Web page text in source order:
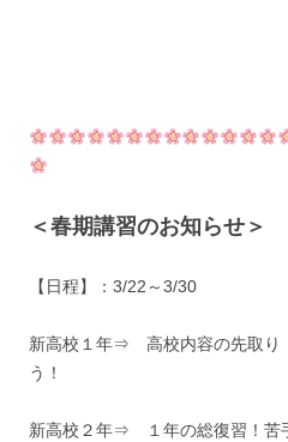
＜春期講習のお知らせ＞
【日程】：3/22～3/30
新高校１年⇒ 高校内容の先取り
う！
新高校２年⇒ １年の総復習！苦